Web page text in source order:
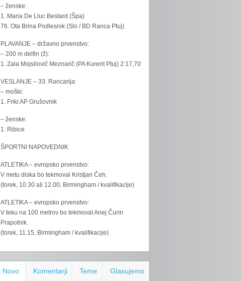
– ženske:
1. Maria De Lluc Bestard (Špa)
76. Ota Brina Podlesnik (Slo / BD Ranca Ptuj)
PLAVANJE – državno prvenstvo:
– 200 m delfin (ž):
1. Zala Mojsilovič Meznarič (PA Kurent Ptuj) 2:17,70
VESLANJE – 33. Rancarija:
– moški:
1. Friki AP Grušovnik
– ženske:
1. Ribice
ŠPORTNI NAPOVEDNIK
ATLETIKA – evropsko prvenstvo:
V metu diska bo tekmoval Kristjan Čeh.
(torek, 10.30 ali 12.00, Birmingham / kvalifikacije)
ATLETIKA – evropsko prvenstvo:
V teku na 100 metrov bo tekmoval Anej Čurin
Prapotnik.
(torek, 11.15, Birmingham / kvalifikacije)
Novo Komentarji Teme Glasujemo